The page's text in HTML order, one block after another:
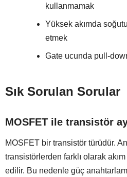
kullanmamak
Yüksek akımda
etmek
Gate ucunda pull-
Sık Sorulan Sorular
MOSFET ile transistör
MOSFET bir transistör türüdür.
transistörlerden farklı olarak
edilir. Bu nedenle güç